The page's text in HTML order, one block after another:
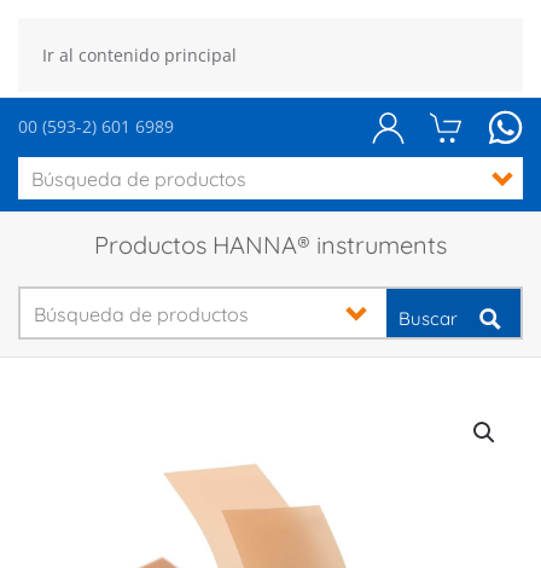
Ir al contenido principal
00 (593-2) 601 6989
Productos HANNA® instruments
Buscar